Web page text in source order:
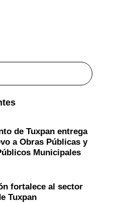
de Tuxpan entrega
a Obras Públicas y
Municipales
fortalece al sector
Tuxpan